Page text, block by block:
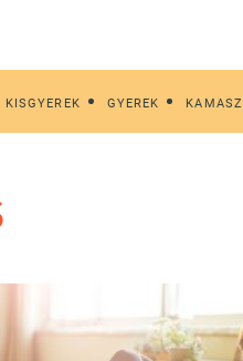
KISGYEREK GYEREK KAMASZ